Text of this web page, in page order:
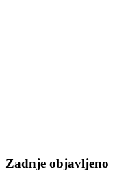
Zadnje objavljeno